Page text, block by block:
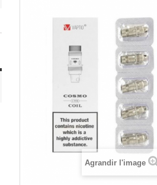
Agrandir l'image